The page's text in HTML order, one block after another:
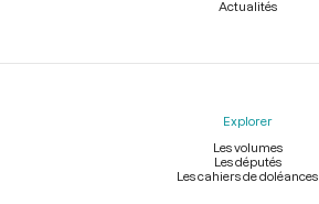
Actualités
Explorer
Les volumes
Les députés
Les cahiers de doléances